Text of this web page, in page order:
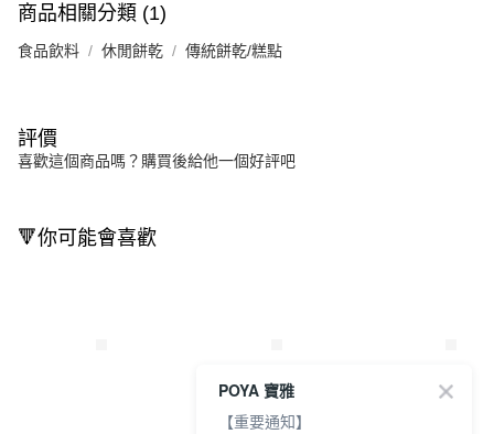
商品相關分類 (1)
食品飲料 休閒餅乾 傳統餅乾/糕點
評價
喜歡這個商品嗎？購買後給他一個好評吧
🔻你可能會喜歡
POYA 寶雅
【重要通知】